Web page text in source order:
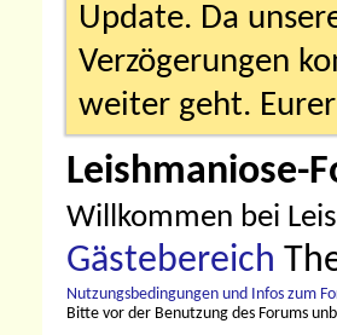
Update. Da
Verzögerungen
weiter geht.
Leishmaniose-
Willkommen bei
Gästebereich
Nutzungsbedingungen und Infos zum
Bitte vor der Benutzung des Forums